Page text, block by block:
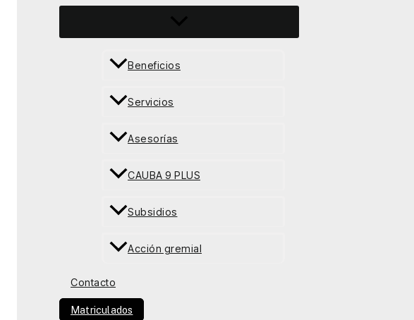
Beneficios
Servicios
Asesorías
CAUBA 9 PLUS
Subsidios
Acción gremial
Contacto
Matriculados